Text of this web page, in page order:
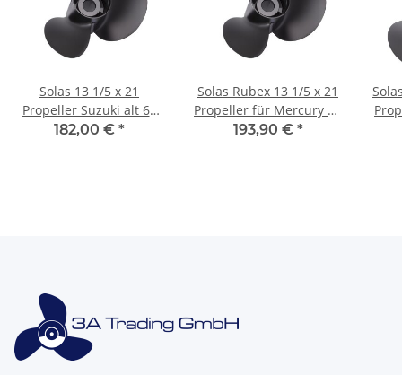
Solas 13 1/5 x 21
Propeller Suzuki alt 60
70 4T 75 90 100 115 140
182,00 € *
Solas Rubex 13 1/5 x 21
Propeller für Mercury 75
80 90 100 115 3-Blatt 15-
193,90 € *